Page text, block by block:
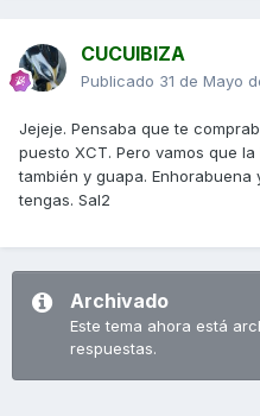
CUCUIBIZA
Publicado 31 de Mayo
Jejeje. Pensaba que te
puesto XCT. Pero vamos que
también y guapa.
tengas. Sal2
Archivado
Este tema ahora está
respuestas.